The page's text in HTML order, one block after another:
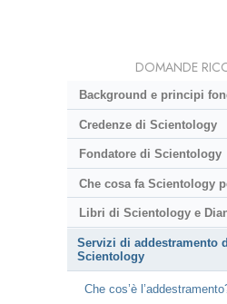
DOMANDE
Background e principi
Credenze di Scientology
Fondatore di Scientology
Che cosa fa Scientology
Libri di Scientology e
Servizi di addestramento
Scientology
Che cos’è